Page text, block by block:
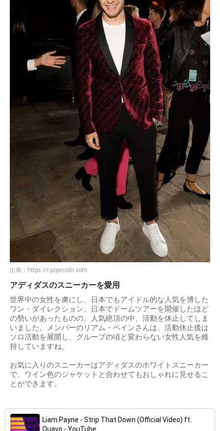
出典： https://i.popincdn.com
アディダスのスニーカーを愛用
世界中の女性を虜にし、日本でもアイドル的な人気を博した
ワン・ダイレクション。日本でドームツアーを開催したほど
の勢いがあったものの、人気絶頂の中、活動を休止してしま
いました。メンバーのリアム・ペインさんは、活動休止後は
ソロ活動を展開し、グループの頃と変わらない女性人気を維
持していますね。
お気に入りのスニーカーはアディダスのホワイトスニーカー
で、ワイン色のジャケットと合わせてもおしゃれに見せるこ
とができます。
Liam Payne - Strip That Down (Official Video) ft.
Quavo - YouTube